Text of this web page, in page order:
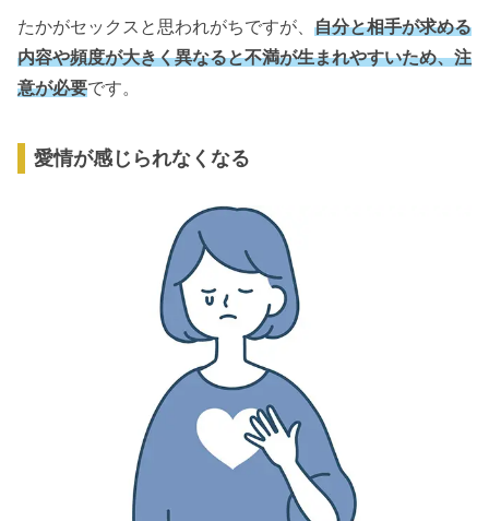
たかがセックスと思われがちですが、 自分と相手が求める
内容や頻度が大きく異なると不満が生まれやすいため、注
意が必要です。
愛情が感じられなくなる